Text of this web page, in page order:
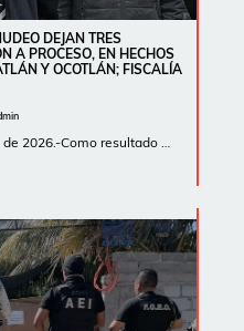
DEJAN TRES
A PROCESO, EN HECHOS
Y OCOTLÁN; FISCALÍA
2026.-Como resultado …